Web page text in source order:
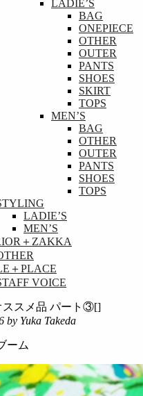
LADIE’S
BAG
ONEPIECE
OTHER
OUTER
PANTS
SHOES
SKIRT
TOPS
MEN’S
BAG
OTHER
OUTER
PANTS
SHOES
TOPS
LADIE’S
MEN’S
＋ZAKKA
＋PLACE
VOICE
ススメ品 パート③[]
by Yuka Takeda
ーム